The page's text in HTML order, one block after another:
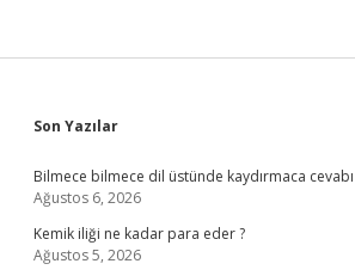
Sidebar
Son Yazılar
Bilmece bilmece dil üstünde kaydırmaca
Ağustos 6, 2026
Kemik iliği ne kadar para eder ?
Ağustos 5, 2026